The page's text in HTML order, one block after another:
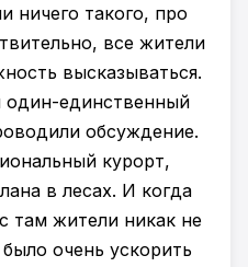
ничего такого, про
все жители
высказываться.
один-единственный
обсуждение.
курорт,
в лесах. И когда
там жители никак не
очень ускорить